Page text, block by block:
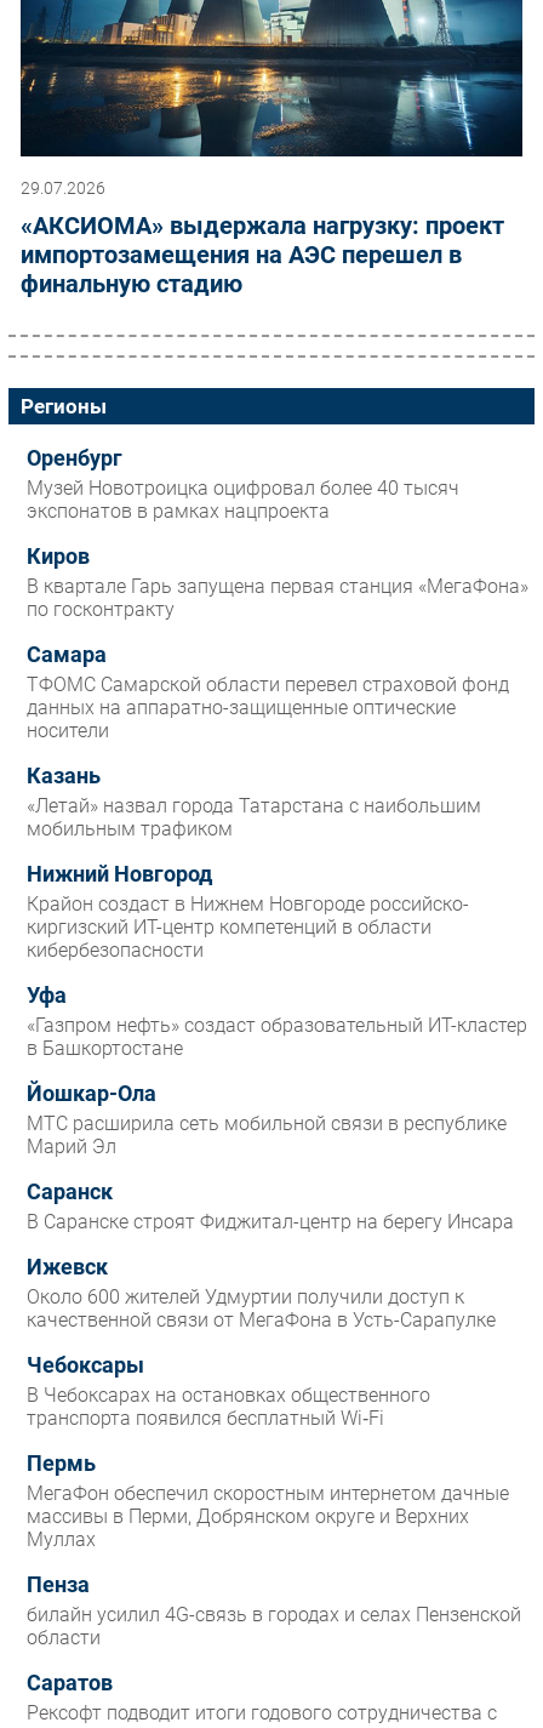
29.07.2026
«АКСИОМА» выдержала нагрузку: проект
импортозамещения на АЭС перешел в
финальную стадию
Регионы
Оренбург
Музей Новотроицка оцифровал более 40 тысяч
экспонатов в рамках нацпроекта
Киров
В квартале Гарь запущена первая станция «МегаФона»
по госконтракту
Самара
ТФОМС Самарской области перевел страховой фонд
данных на аппаратно-защищенные оптические
носители
Казань
«Летай» назвал города Татарстана с наибольшим
мобильным трафиком
Нижний Новгород
Крайон создаст в Нижнем Новгороде российско-
киргизский ИТ-центр компетенций в области
кибербезопасности
Уфа
«Газпром нефть» создаст образовательный ИТ-кластер
в Башкортостане
Йошкар-Ола
МТС расширила сеть мобильной связи в республике
Марий Эл
Саранск
В Саранске строят Фиджитал-центр на берегу Инсара
Ижевск
Около 600 жителей Удмуртии получили доступ к
качественной связи от МегаФона в Усть-Сарапулке
Чебоксары
В Чебоксарах на остановках общественного
транспорта появился бесплатный Wi‑Fi
Пермь
МегаФон обеспечил скоростным интернетом дачные
массивы в Перми, Добрянском округе и Верхних
Муллах
Пенза
билайн усилил 4G-связь в городах и селах Пензенской
области
Саратов
Рексофт подводит итоги годового сотрудничества с